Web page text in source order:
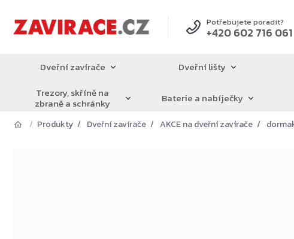
obsah
Potřebujete poradit?
+420 602 716 061
Dveřní zavírače Dveřní lišty
Trezory, skříně na
zbraně a schránky Baterie a nabíječky
Produkty Dveřní zavírače AKCE na dveřní zavírače